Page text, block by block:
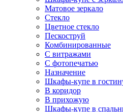
Матовое зеркало
Стекло
Цветное стекло
Пескоструй
Комбинированные
С витражами
С фотопечатью
Назначение
Шкафы-купе в
В коридор
В прихожую
Шкафы-купе в